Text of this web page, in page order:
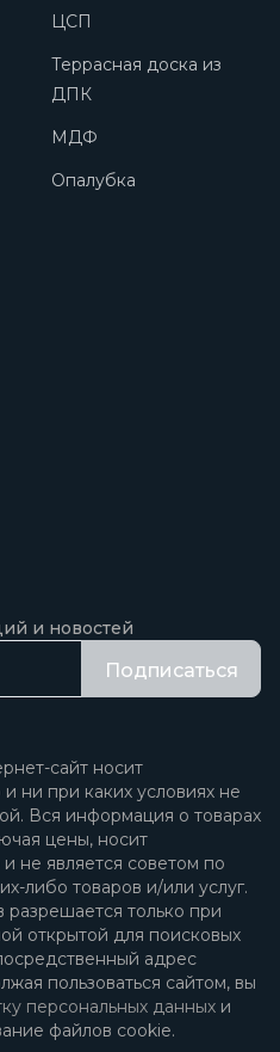
ЦСП
Террасная доска из
ДПК
МДФ
Опалубка
и новостей
Подписаться
сайт носит
ни при каких условиях не
Вся информация о товарах
цены, носит
не является советом по
либо товаров и/или услуг.
разрешается только при
открытой для поисковых
адрес
пользоваться сайтом, вы
персональных данных и
файлов cookie.